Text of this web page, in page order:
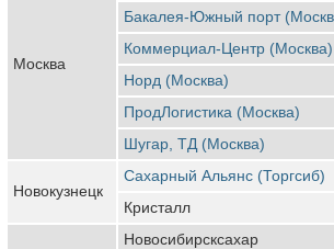
Москва
Бакалея-Южный порт
Коммерциал-Центр (Москва)
Норд (Москва)
ПродЛогистика (Москва)
Шугар, ТД (Москва)
Новокузнецк
Сахарный Альянс (Торгсиб)
Кристалл
Новосибирсксахар